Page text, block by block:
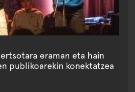
eraman eta hain
publikoarekin konektatzea